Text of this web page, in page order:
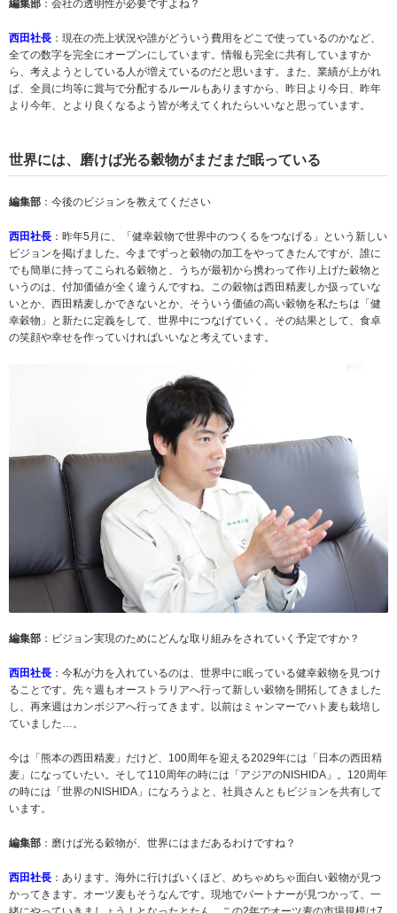
編集部 ：会社の透明性が必要ですよね？
西田社長 ：現在の売上状況や誰がどういう費用をどこで使っているのかなど、
全ての数字を完全にオープンにしています。情報も完全に共有していますか
ら、考えようとしている人が増えているのだと思います。また、業績が上がれ
ば、全員に均等に賞与で分配するルールもありますから、昨日より今日、昨年
より今年、とより良くなるよう皆が考えてくれたらいいなと思っています。
世界には、磨けば光る穀物がまだまだ眠っている
編集部 ：今後のビジョンを教えてください
西田社長 ：昨年5月に、「健幸穀物で世界中のつくるをつなげる」という新しい
ビジョンを掲げました。今までずっと穀物の加工をやってきたんですが、誰に
でも簡単に持ってこられる穀物と、うちが最初から携わって作り上げた穀物と
いうのは、付加価値が全く違うんですね。この穀物は西田精麦しか扱っていな
いとか、西田精麦しかできないとか、そういう価値の高い穀物を私たちは「健
幸穀物」と新たに定義をして、世界中につなげていく。その結果として、食卓
の笑顔や幸せを作っていければいいなと考えています。
編集部 ：ビジョン実現のためにどんな取り組みをされていく予定ですか？
西田社長 ：今私が力を入れているのは、世界中に眠っている健幸穀物を見つけ
ることです。先々週もオーストラリアへ行って新しい穀物を開拓してきました
し、再来週はカンボジアへ行ってきます。以前はミャンマーでハト麦も栽培し
ていました…。
今は「熊本の西田精麦」だけど、100周年を迎える2029年には「日本の西田精
麦」になっていたい。そして110周年の時には「アジアのNISHIDA」。120周年
の時には「世界のNISHIDA」になろうよと、社員さんともビジョンを共有して
います。
編集部 ：磨けば光る穀物が、世界にはまだあるわけですね？
西田社長 ：あります。海外に行けばいくほど、めちゃめちゃ面白い穀物が見つ
かってきます。オーツ麦もそうなんです。現地でパートナーが見つかって、一